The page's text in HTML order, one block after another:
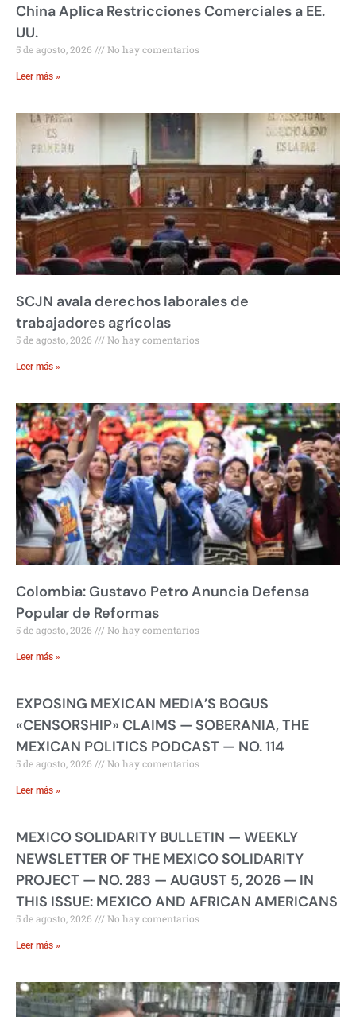
China Aplica Restricciones Comerciales a EE.
UU.
5 de agosto, 2026 No hay comentarios
Leer más »
SCJN avala derechos laborales de
trabajadores agrícolas
5 de agosto, 2026 No hay comentarios
Leer más »
Colombia: Gustavo Petro Anuncia Defensa
Popular de Reformas
5 de agosto, 2026 No hay comentarios
Leer más »
EXPOSING MEXICAN MEDIA’S BOGUS
«CENSORSHIP» CLAIMS — SOBERANIA, THE
MEXICAN POLITICS PODCAST — NO. 114
5 de agosto, 2026 No hay comentarios
Leer más »
MEXICO SOLIDARITY BULLETIN — WEEKLY
NEWSLETTER OF THE MEXICO SOLIDARITY
PROJECT — NO. 283 — AUGUST 5, 2026 — IN
THIS ISSUE: MEXICO AND AFRICAN AMERICANS
5 de agosto, 2026 No hay comentarios
Leer más »